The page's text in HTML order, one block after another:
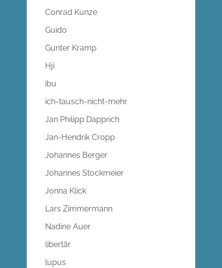
Conrad Kunze
Guido
Gunter Kramp
Hji
ibu
ich-tausch-nicht-mehr
Jan Philipp Dapprich
Jan-Hendrik Cropp
Johannes Berger
Johannes Stockmeier
Jonna Klick
Lars Zimmermann
Nadine Auer
libertär
lupus